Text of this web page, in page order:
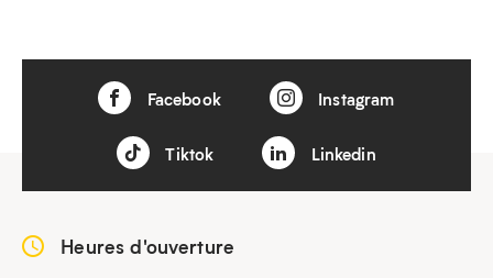
Facebook Instagram
Tiktok Linkedin
Heures d'ouverture